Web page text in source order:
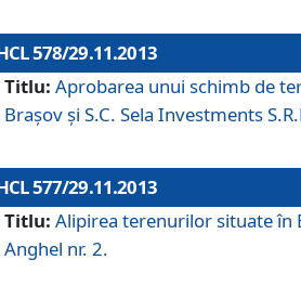
578/29.11.2013
Titlu: Aprobarea unui schimb de
Braşov şi S.C. Sela Investments
577/29.11.2013
Titlu: Alipirea terenurilor situate în
Anghel nr. 2.